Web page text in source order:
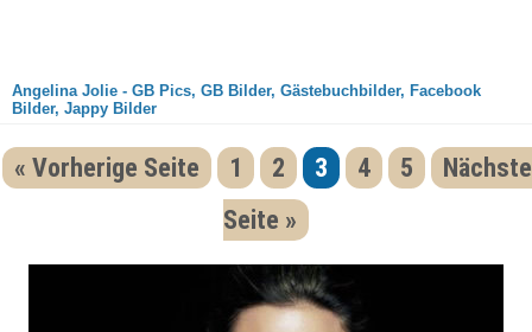
Angelina Jolie - GB Pics, GB Bilder, Gästebuchbilder, Facebook
Bilder, Jappy Bilder
« Vorherige Seite 1 2 3 4 5
Nächste
Seite »